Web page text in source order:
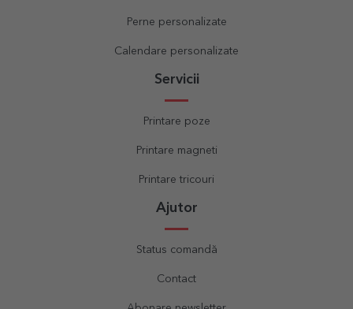
Perne personalizate
Calendare personalizate
Servicii
Printare poze
Printare magneti
Printare tricouri
Ajutor
Status comandă
Contact